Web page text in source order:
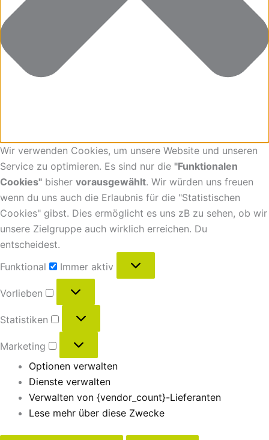
Wir verwenden Cookies, um unsere Website und unseren
Service zu optimieren. Es sind nur die "Funktionalen
Cookies" bisher vorausgewählt. Wir würden uns freuen
wenn du uns auch die Erlaubnis für die "Statistischen
Cookies" gibst. Dies ermöglicht es uns zB zu sehen, ob wir
unsere Zielgruppe auch wirklich erreichen. Du
entscheidest.
Funktional
Immer aktiv
Vorlieben
Statistiken
Marketing
Optionen verwalten
Dienste verwalten
Verwalten von {vendor_count}-Lieferanten
Lese mehr über diese Zwecke